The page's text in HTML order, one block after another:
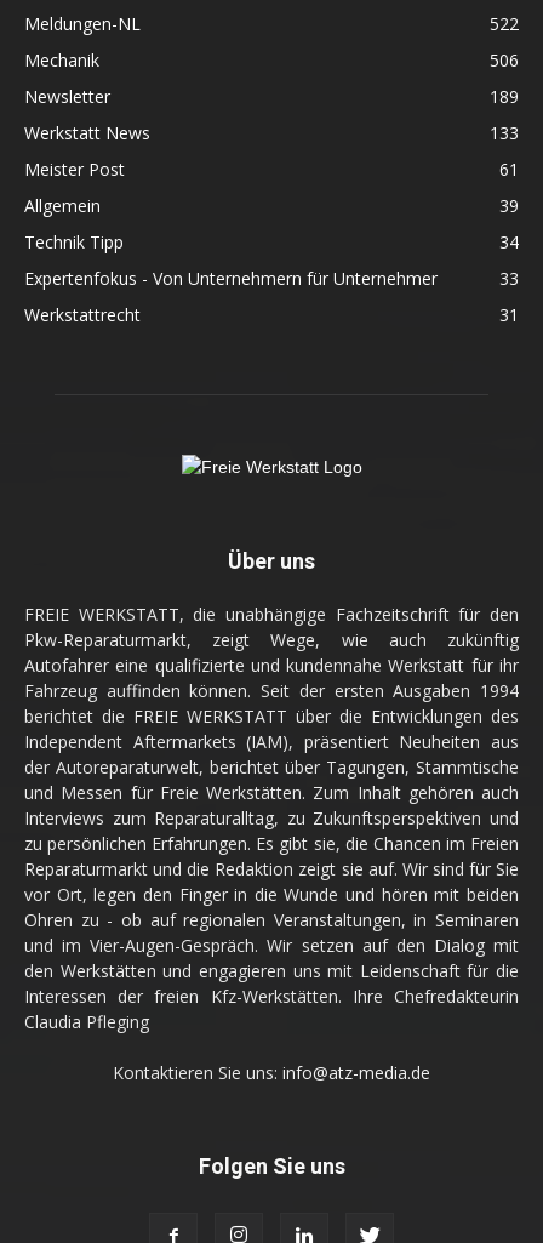
Meldungen-NL
522
Mechanik
506
Newsletter
189
Werkstatt News
133
Meister Post
61
Allgemein
39
Technik Tipp
34
Expertenfokus - Von Unternehmern für Unternehmer
33
Werkstattrecht
31
Über uns
FREIE WERKSTATT, die unabhängige Fachzeitschrift für den
Pkw-Reparaturmarkt, zeigt Wege, wie auch zukünftig
Autofahrer eine qualifizierte und kundennahe Werkstatt für ihr
Fahrzeug auffinden können. Seit der ersten Ausgaben 1994
berichtet die FREIE WERKSTATT über die Entwicklungen des
Independent Aftermarkets (IAM), präsentiert Neuheiten aus
der Autoreparaturwelt, berichtet über Tagungen, Stammtische
und Messen für Freie Werkstätten. Zum Inhalt gehören auch
Interviews zum Reparaturalltag, zu Zukunftsperspektiven und
zu persönlichen Erfahrungen. Es gibt sie, die Chancen im Freien
Reparaturmarkt und die Redaktion zeigt sie auf. Wir sind für Sie
vor Ort, legen den Finger in die Wunde und hören mit beiden
Ohren zu - ob auf regionalen Veranstaltungen, in Seminaren
und im Vier-Augen-Gespräch. Wir setzen auf den Dialog mit
den Werkstätten und engagieren uns mit Leidenschaft für die
Interessen der freien Kfz-Werkstätten. Ihre Chefredakteurin
Claudia Pfleging
Kontaktieren Sie uns: info@atz-media.de
Folgen Sie uns